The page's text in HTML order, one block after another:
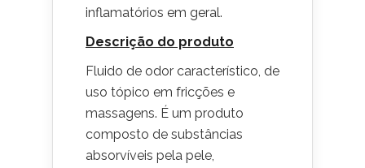
inflamatórios em geral.
Descrição do produto
Fluido de odor característico, de
uso tópico em fricções e
massagens. É um produto
composto de substâncias
absorvíveis pela pele,